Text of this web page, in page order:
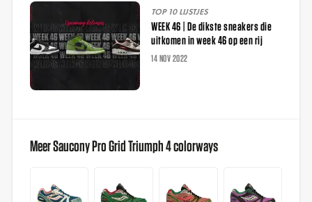
TOP 10 LIJSTJES
WEEK 46 | De dikste sneakers die
uitkomen in week 46 op een rij
14 NOV 2022
Meer Saucony Pro Grid Triumph 4 colorways